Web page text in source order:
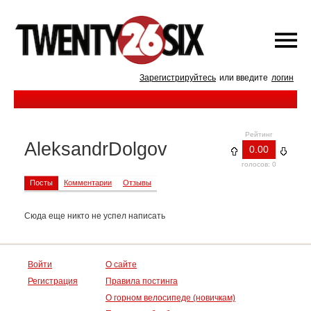
Зарегистрируйтесь или введите логин
Рейтинг
0.00
голосов: 0
AleksandrDolgov
Посты Комментарии Отзывы
Сюда еще никто не успел написать
Войти
Регистрация
О сайте
Правила постинга
О горном велосипеде (новичкам)